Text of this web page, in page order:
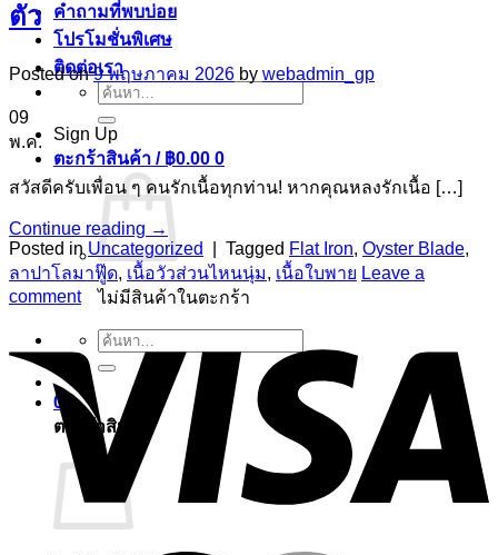
คำถามที่พบบ่อย
โปรโมชั่นพิเศษ
ติดต่อเรา
ค้นหา:
Sign Up
ตะกร้าสินค้า / ฿0.00 0
ไม่มีสินค้าในตะกร้า
ค้นหา:
0
ตะกร้าสินค้า
ตัว
Posted on9 พฤษภาคม 2026 by webadmin_gp
09
พ.ค.
สวัสดีครับเพื่อน ๆ คนรักเนื้อทุกท่าน! หากคุณหลงรักเนื้อ […]
Continue reading →
Posted in Uncategorized Tagged Flat Iron, Oyster Blade,
ลาปาโลมาฟู๊ด, เนื้อวัวส่วนไหนนุ่ม, เนื้อใบพาย Leave a
comment